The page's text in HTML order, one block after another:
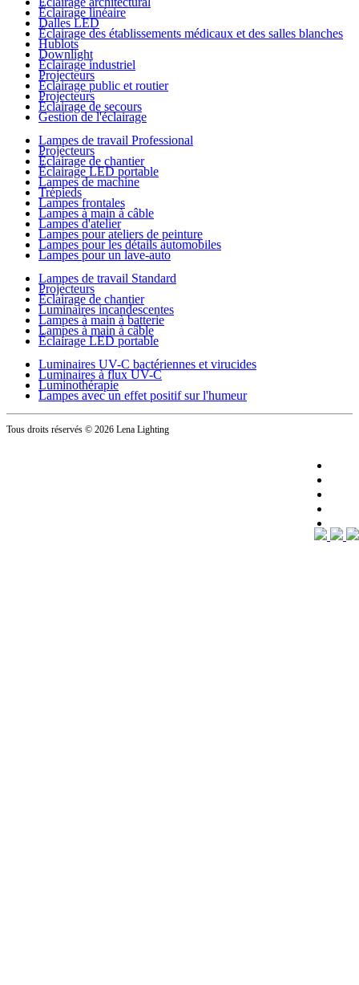
Éclairage linéaire
Dalles LED
Éclairage des établissements médicaux et des salles blanches
Hublots
Downlight
Éclairage industriel
Projecteurs
Éclairage public et routier
Projecteurs
Éclairage de secours
Gestion de l'éclairage
Lampes de travail Professional
Projecteurs
Éclairage de chantier
Éclairage LED portable
Lampes de machine
Trépieds
Lampes frontales
Lampes à main à câble
Lampes d'atelier
Lampes pour ateliers de peinture
Lampes pour les détails automobiles
Lampes pour un lave-auto
Lampes de travail Standard
Projecteurs
Éclairage de chantier
Luminaires incandescentes
Lampes à main à batterie
Lampes à main à câble
Éclairage LED portable
Luminaires UV-C bactériennes et virucides
Luminaires à flux UV-C
Luminothérapie
Lampes avec un effet positif sur l'humeur
Tous droits réservés © 2026 Lena Lighting